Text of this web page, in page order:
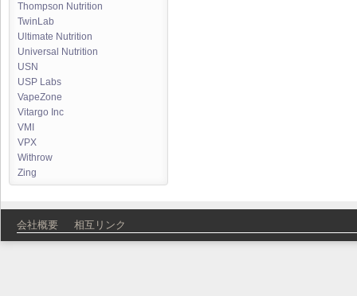
Thompson Nutrition
TwinLab
Ultimate Nutrition
Universal Nutrition
USN
USP Labs
VapeZone
Vitargo Inc
VMI
VPX
Withrow
Zing
会社概要 相互リンク